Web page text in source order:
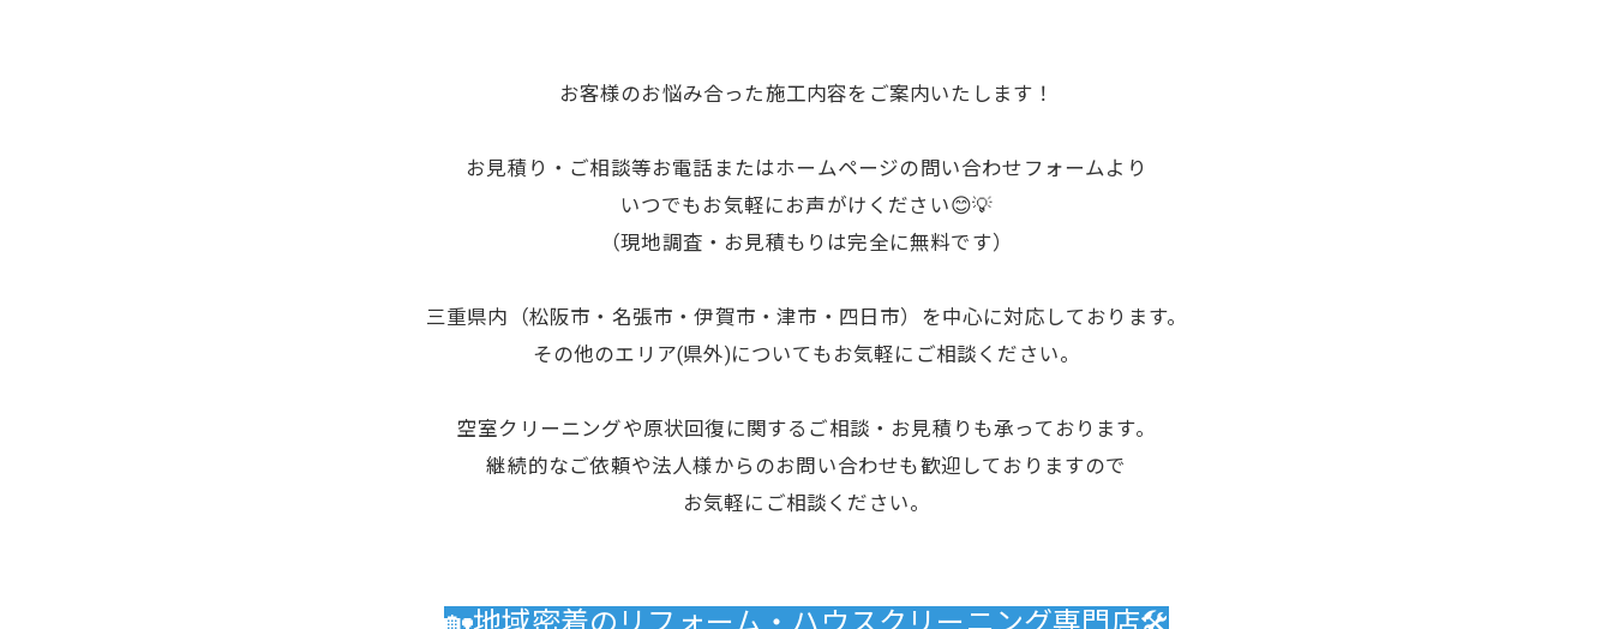
お客様のお悩み合った施工内容をご案内いたします！
お見積り・ご相談等お電話またはホームページの問い合わせフォームより
いつでもお気軽にお声がけください😊💡
（現地調査・お見積もりは完全に無料です）
三重県内（松阪市・名張市・伊賀市・津市・四日市）を中心に対応しております。
その他のエリア(県外)についてもお気軽にご相談ください。
空室クリーニングや原状回復に関するご相談・お見積りも承っております。
継続的なご依頼や法人様からのお問い合わせも歓迎しておりますので
お気軽にご相談ください。